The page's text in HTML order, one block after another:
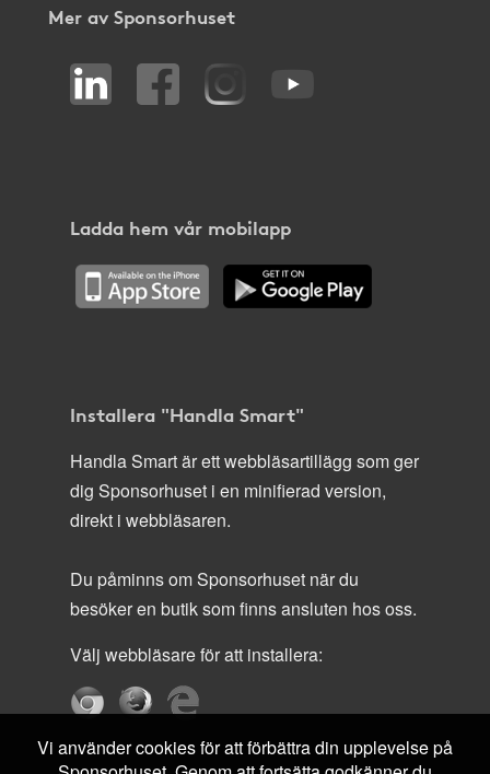
Mer av Sponsorhuset
Ladda hem vår mobilapp
Installera "Handla Smart"
Handla Smart är ett webbläsartillägg som ger
dig Sponsorhuset i en minifierad version,
direkt i webbläsaren.
Du påminns om Sponsorhuset när du
besöker en butik som finns ansluten hos oss.
Välj webbläsare för att installera:
Vi använder cookies för att förbättra din upplevelse på